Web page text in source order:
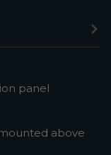
panel
above